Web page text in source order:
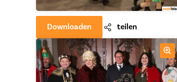
Downloaden teilen